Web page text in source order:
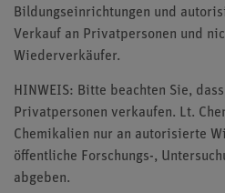
Bildungseinrichtungen und
Verkauf an Privatpersonen und
Wiederverkäufer.
HINWEIS: Bitte beachten Sie,
Privatpersonen verkaufen. Lt.
Chemikalien nur an autorisierte
öffentliche Forschungs-,
abgeben.